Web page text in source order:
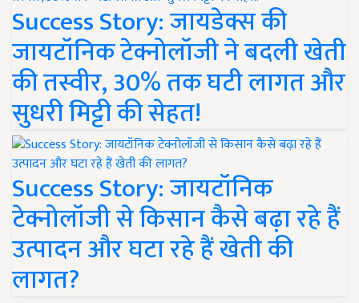
Success Story: जायडेक्स की
जायटॉनिक टेक्नोलॉजी ने बदली खेती
की तस्वीर, 30% तक घटी लागत और
सुधरी मिट्टी की सेहत!
Success Story: जायटॉनिक
टेक्नोलॉजी से किसान कैसे बढ़ा रहे हैं
उत्पादन और घटा रहे हैं खेती की
लागत?